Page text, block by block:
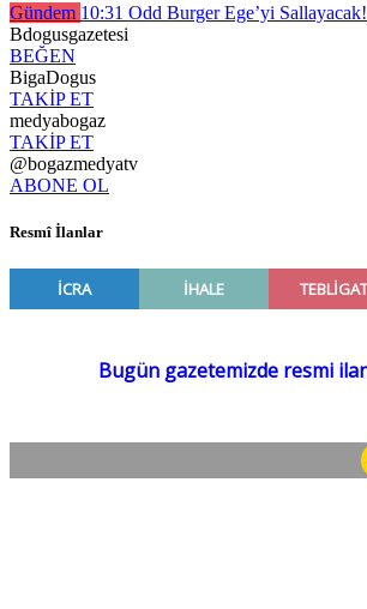
Gündem 10:31 Odd Burger Ege’yi Sallayacak!
Bdogusgazetesi
BEĞEN
BigaDogus
TAKİP ET
medyabogaz
TAKİP ET
@bogazmedyatv
ABONE OL
Resmî İlanlar